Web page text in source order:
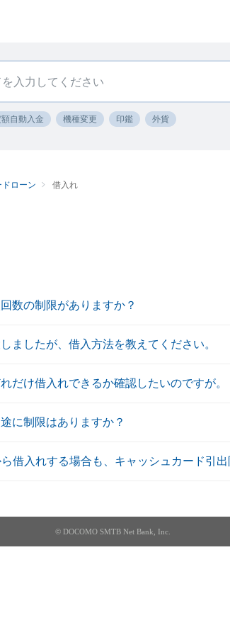
額自動入金 機種変更 印鑑 外貨
ドローン 借入れ
数の制限がありますか？
ましたが、借入方法を教えてください。
だけ借入れできるか確認したいのですが。
に制限はありますか？
借入れする場合も、キャッシュカード引
© DOCOMO SMTB Net Bank, Inc.